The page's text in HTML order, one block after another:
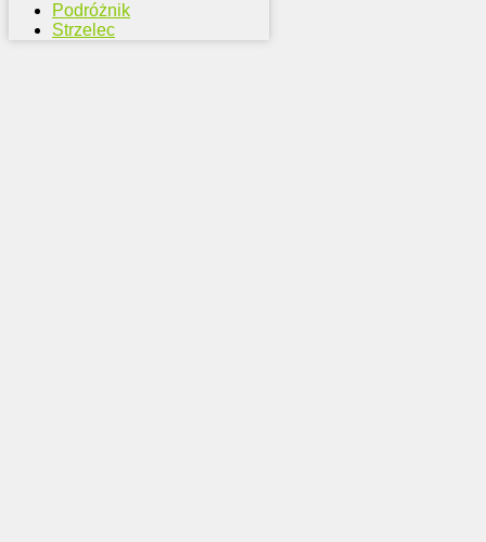
Podróżnik
Strzelec